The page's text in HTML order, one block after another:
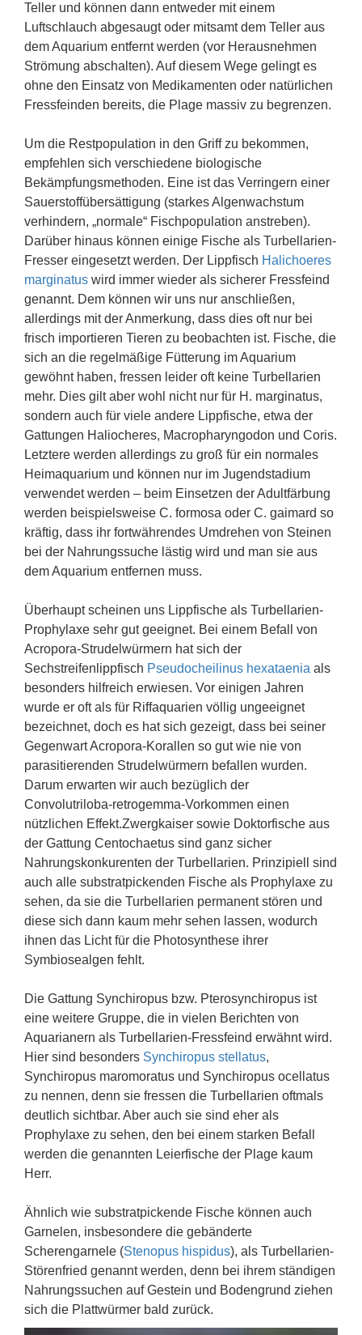
Teller und können dann entweder mit einem
Luftschlauch abgesaugt oder mitsamt dem Teller aus
dem Aquarium entfernt werden (vor Herausnehmen
Strömung abschalten). Auf diesem Wege gelingt es
ohne den Einsatz von Medikamenten oder natürlichen
Fressfeinden bereits, die Plage massiv zu begrenzen.
Um die Restpopulation in den Griff zu bekommen,
empfehlen sich verschiedene biologische
Bekämpfungsmethoden. Eine ist das Verringern einer
Sauerstoffübersättigung (starkes Algenwachstum
verhindern, „normale“ Fischpopulation anstreben).
Darüber hinaus können einige Fische als Turbellarien-
Fresser eingesetzt werden. Der Lippfisch Halichoeres
marginatus wird immer wieder als sicherer Fressfeind
genannt. Dem können wir uns nur anschließen,
allerdings mit der Anmerkung, dass dies oft nur bei
frisch importieren Tieren zu beobachten ist. Fische, die
sich an die regelmäßige Fütterung im Aquarium
gewöhnt haben, fressen leider oft keine Turbellarien
mehr. Dies gilt aber wohl nicht nur für H. marginatus,
sondern auch für viele andere Lippfische, etwa der
Gattungen Haliocheres, Macropharyngodon und Coris.
Letztere werden allerdings zu groß für ein normales
Heimaquarium und können nur im Jugendstadium
verwendet werden – beim Einsetzen der Adultfärbung
werden beispielsweise C. formosa oder C. gaimard so
kräftig, dass ihr fortwährendes Umdrehen von Steinen
bei der Nahrungssuche lästig wird und man sie aus
dem Aquarium entfernen muss.
Überhaupt scheinen uns Lippfische als Turbellarien-
Prophylaxe sehr gut geeignet. Bei einem Befall von
Acropora-Strudelwürmern hat sich der
Sechstreifenlippfisch Pseudocheilinus hexataenia als
besonders hilfreich erwiesen. Vor einigen Jahren
wurde er oft als für Riffaquarien völlig ungeeignet
bezeichnet, doch es hat sich gezeigt, dass bei seiner
Gegenwart Acropora-Korallen so gut wie nie von
parasitierenden Strudelwürmern befallen wurden.
Darum erwarten wir auch bezüglich der
Convolutriloba-retrogemma-Vorkommen einen
nützlichen Effekt.Zwergkaiser sowie Doktorfische aus
der Gattung Centochaetus sind ganz sicher
Nahrungskonkurenten der Turbellarien. Prinzipiell sind
auch alle substratpickenden Fische als Prophylaxe zu
sehen, da sie die Turbellarien permanent stören und
diese sich dann kaum mehr sehen lassen, wodurch
ihnen das Licht für die Photosynthese ihrer
Symbiosealgen fehlt.
Die Gattung Synchiropus bzw. Pterosynchiropus ist
eine weitere Gruppe, die in vielen Berichten von
Aquarianern als Turbellarien-Fressfeind erwähnt wird.
Hier sind besonders Synchiropus stellatus,
Synchiropus maromoratus und Synchiropus ocellatus
zu nennen, denn sie fressen die Turbellarien oftmals
deutlich sichtbar. Aber auch sie sind eher als
Prophylaxe zu sehen, den bei einem starken Befall
werden die genannten Leierfische der Plage kaum
Herr.
Ähnlich wie substratpickende Fische können auch
Garnelen, insbesondere die gebänderte
Scherengarnele (Stenopus hispidus), als Turbellarien-
Störenfried genannt werden, denn bei ihrem ständigen
Nahrungssuchen auf Gestein und Bodengrund ziehen
sich die Plattwürmer bald zurück.